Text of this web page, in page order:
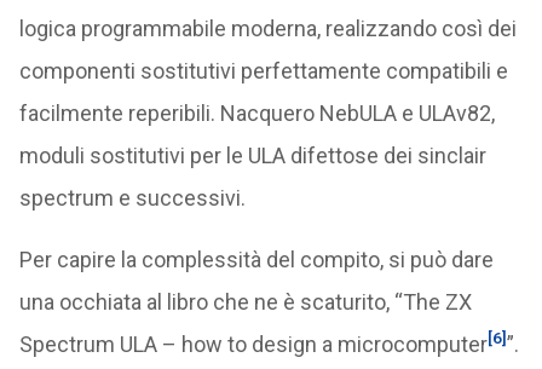
logica programmabile moderna, realizzando così dei
componenti sostitutivi perfettamente compatibili e
facilmente reperibili. Nacquero NebULA e ULAv82,
moduli sostitutivi per le ULA difettose dei sinclair
spectrum e successivi.
Per capire la complessità del compito, si può dare
una occhiata al libro che ne è scaturito, “The ZX
Spectrum ULA – how to design a microcomputer[6]”.